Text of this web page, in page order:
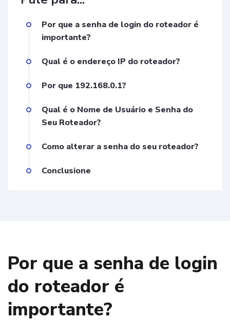
Por que a senha de login do roteador é
importante?
Qual é o endereço IP do roteador?
Por que 192.168.0.1?
Qual é o Nome de Usuário e Senha do
Seu Roteador?
Como alterar a senha do seu roteador?
Conclusione
Por que a senha de login
do roteador é
importante?